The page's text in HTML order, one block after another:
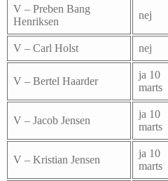
V – Preben Bang
Henriksen
nej
V – Carl Holst nej
V – Bertel Haarder
ja 10
marts
V – Jacob Jensen
ja 10
marts
V – Kristian Jensen
ja 10
marts